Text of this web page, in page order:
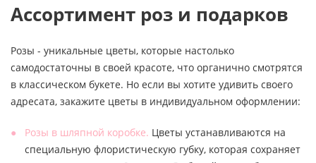
Ассортимент роз и подарков
Розы - уникальные цветы, которые настолько
самодостаточны в своей красоте, что органично смотрятся
в классическом букете. Но если вы хотите удивить своего
адресата, закажите цветы в индивидуальном оформлении:
Розы в шляпной коробке. Цветы устанавливаются на
специальную флористическую губку, которая сохраняет